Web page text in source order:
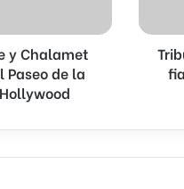
y Chalamet
Paseo de la
Combs